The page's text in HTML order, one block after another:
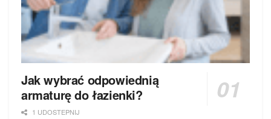
Jak wybrać odpowiednią
armaturę do łazienki?
1 UDOSTEPNIJ